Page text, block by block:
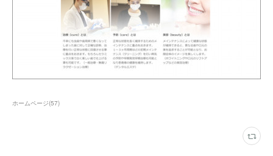
ホームページ(57)